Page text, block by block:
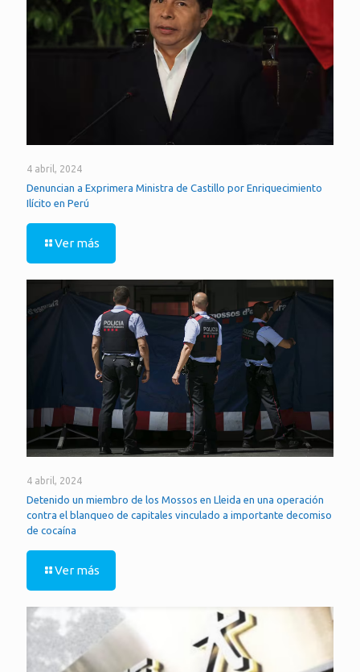
4 abril, 2024
Denuncian a Exprimera Ministra de Castillo por Enriquecimiento
Ilícito en Perú
Ver más
4 abril, 2024
Detenido un miembro de los Mossos en Lleida en una operación
contra el blanqueo de capitales vinculado a importante decomiso
de cocaína
Ver más